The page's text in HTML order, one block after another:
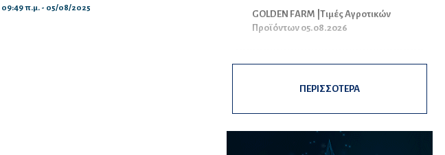
09:49 π.μ. - 05/08/2025
GOLDEN FARM |Τιμές Αγροτικών
Προϊόντων 05.08.2026
ΠΕΡΙΣΣΟΤΕΡΑ